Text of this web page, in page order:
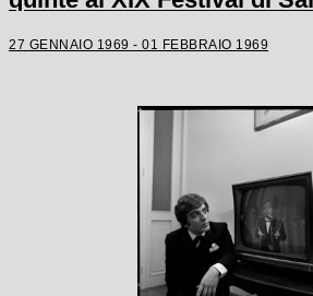
27 GENNAIO 1969 - 01 FEBBRAIO 1969